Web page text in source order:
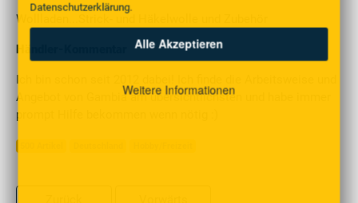
Datenschutzerklärung.
Alle Akzeptieren
Weitere Informationen
Wollladen...Strick- und Häkelwolle und Zubehör
Händler-Kommentar
Ich bin schon seit 2012 dabei! Ich finde die Arbeitsweise und
Angebot von Gambia am übersichtlichsten und habe immer
prompt Hilfe bekommen wenn nötig :)